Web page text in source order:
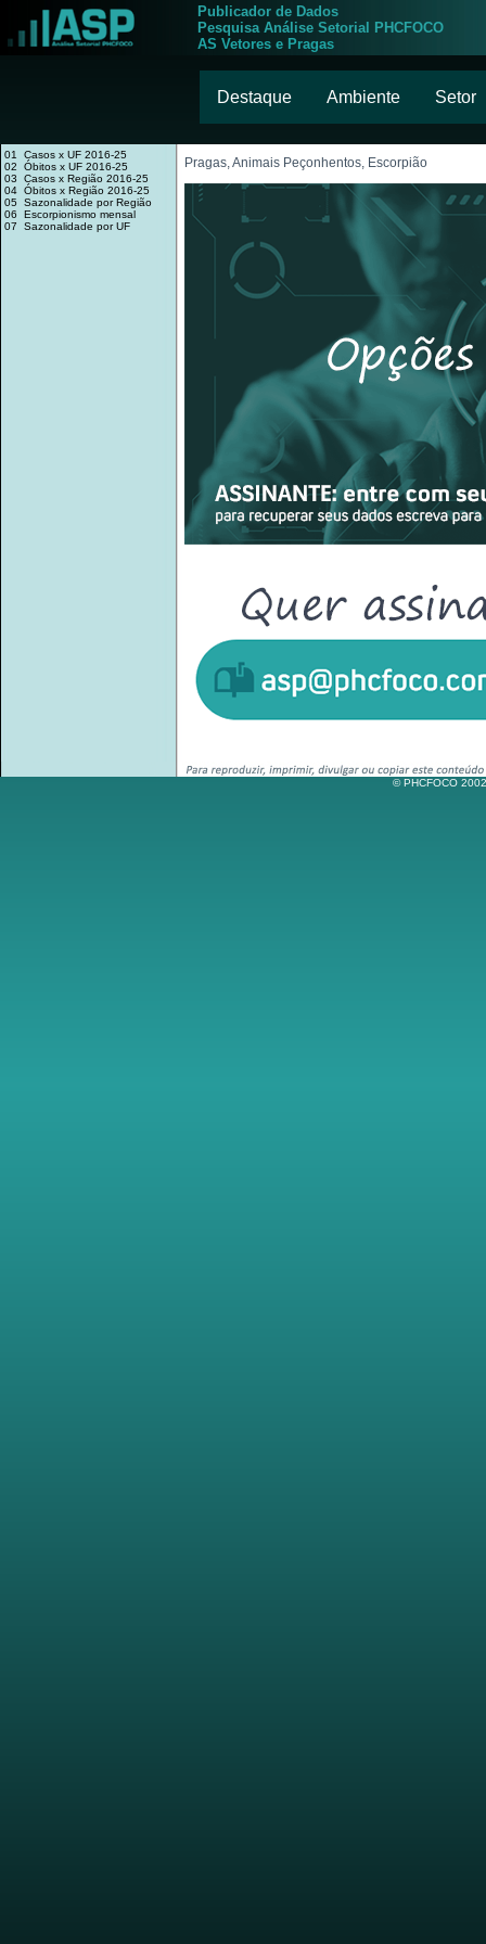
Publicador de Dados
Pesquisa Análise Setorial PHCFOCO
AS Vetores e Pragas
Destaque Ambiente Setor
01 Casos x UF 2016-25
02 Óbitos x UF 2016-25
03 Casos x Região 2016-25
04 Óbitos x Região 2016-25
05 Sazonalidade por Região
06 Escorpionismo mensal
07 Sazonalidade por UF
Pragas, Animais Peçonhentos, Escorpião
© PHCFOCO